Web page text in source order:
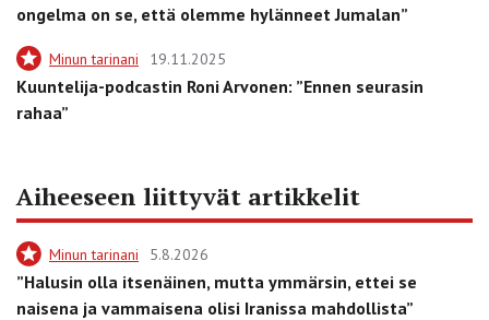
ongelma on se, että olemme hylänneet Jumalan”
Minun tarinani 19.11.2025
Kuuntelija-podcastin Roni Arvonen: ”Ennen seurasin
rahaa”
Aiheeseen liittyvät artikkelit
Minun tarinani 5.8.2026
”Halusin olla itsenäinen, mutta ymmärsin, ettei se
naisena ja vammaisena olisi Iranissa mahdollista”